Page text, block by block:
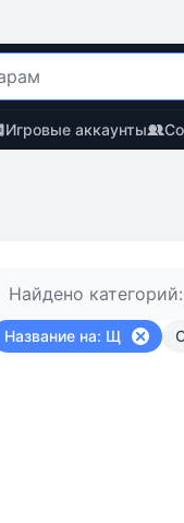
Игровые аккаунты
Найдено категорий:
Название на: Щ